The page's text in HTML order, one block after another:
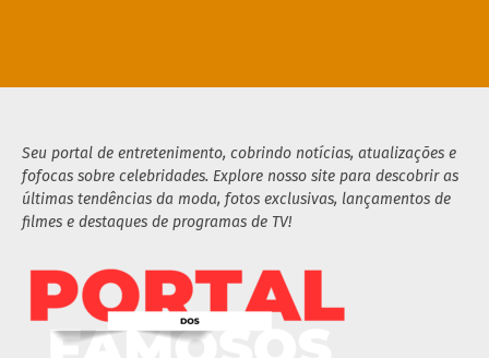
Seu portal de entretenimento, cobrindo notícias, atualizações e
fofocas sobre celebridades. Explore nosso site para descobrir as
últimas tendências da moda, fotos exclusivas, lançamentos de
filmes e destaques de programas de TV!